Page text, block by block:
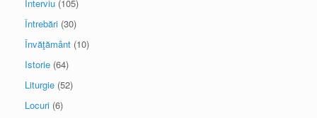
Interviu (105)
Întrebări (30)
Învăţământ (10)
Istorie (64)
Liturgie (52)
Locuri (6)